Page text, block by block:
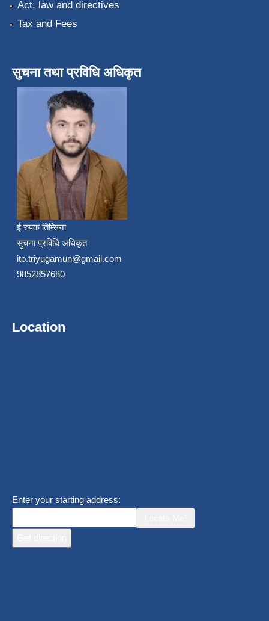
Act, law and directives
Tax and Fees
सुचना तथा प्रविधि अधिकृत
ई रुपक तिम्सिना
सुचना प्रविधि अधिकृत
ito.triyugamun@gmail.com
9852857680
Location
Enter your starting address: